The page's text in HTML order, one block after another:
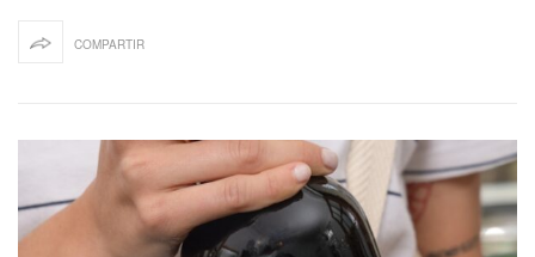
COMPARTIR